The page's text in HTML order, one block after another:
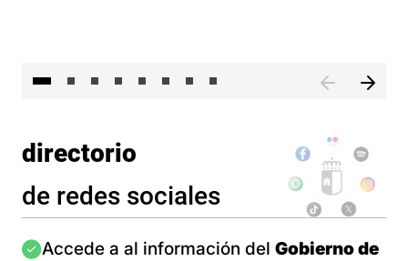
directorio
de redes sociales
Imagen
Accede a al información del Gobierno de